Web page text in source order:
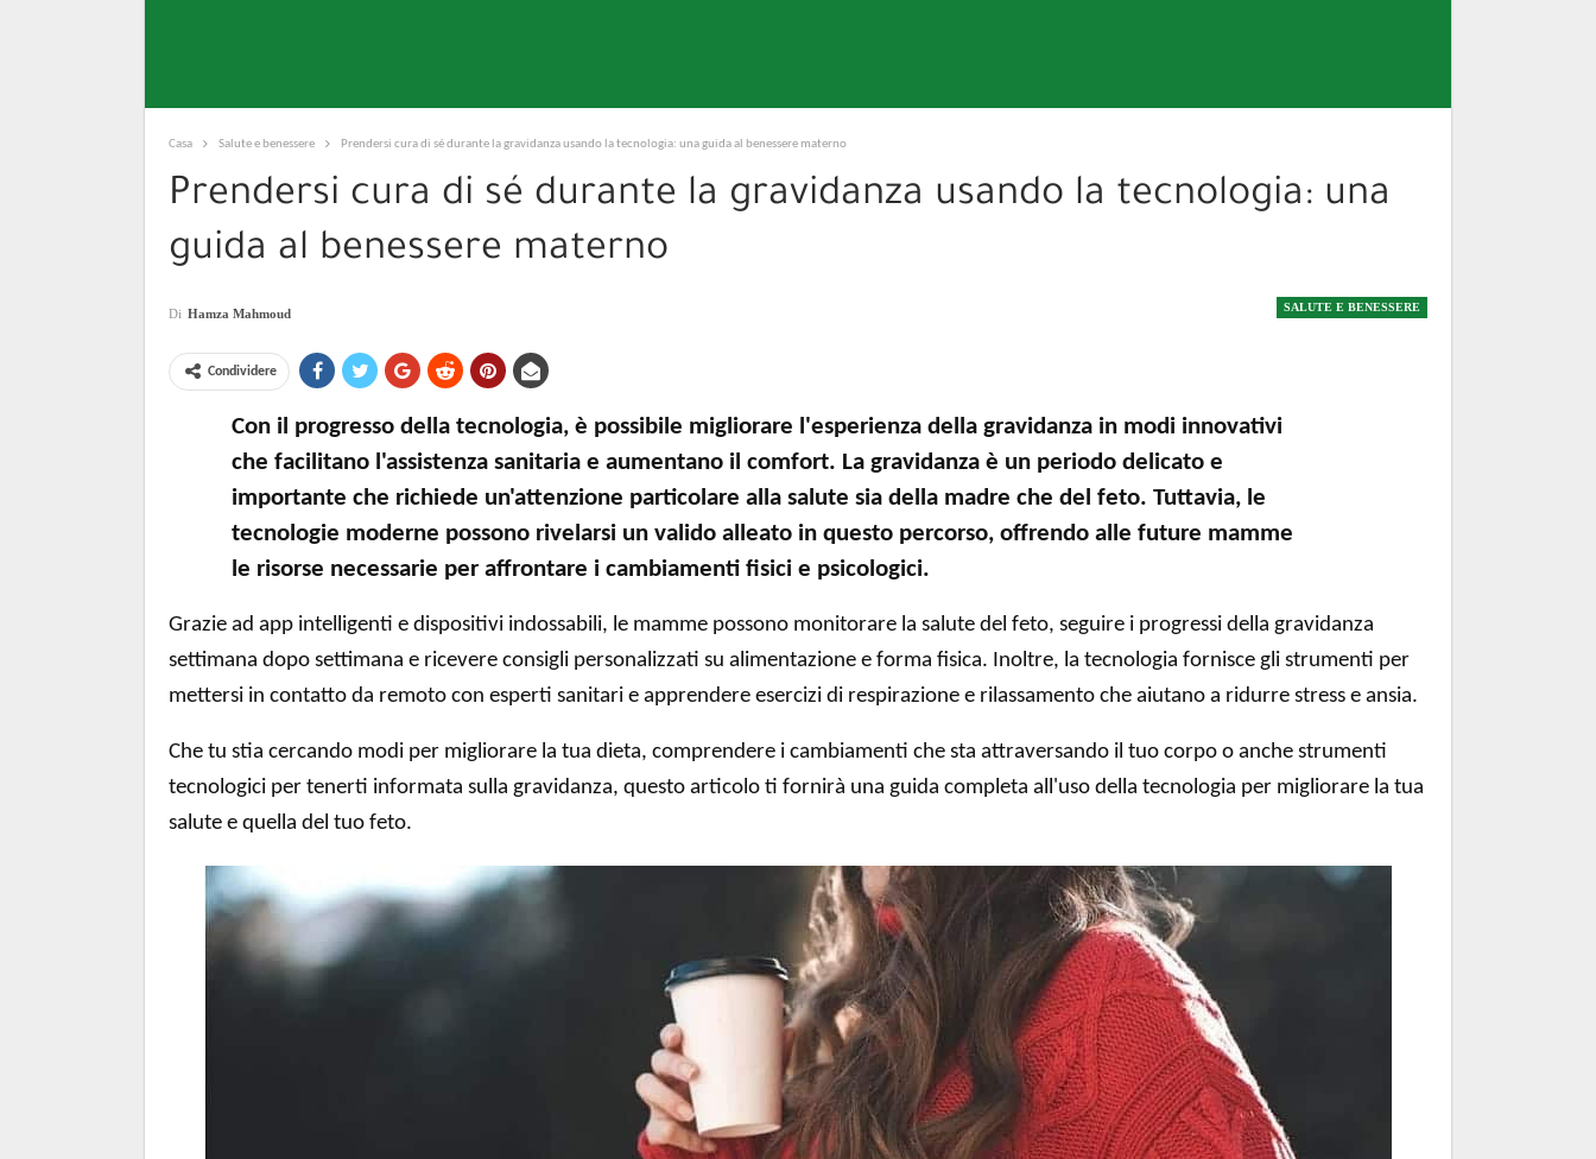
Casa Salute e benessere Prendersi cura di sé durante la gravidanza usando la tecnologia: una guida al benessere materno
Prendersi cura di sé durante la gravidanza usando la tecnologia: una
guida al benessere materno
SALUTE E BENESSERE
Di Hamza Mahmoud
Condividere
Con il progresso della tecnologia, è possibile migliorare l'esperienza della gravidanza in modi innovativi
che facilitano l'assistenza sanitaria e aumentano il comfort. La gravidanza è un periodo delicato e
importante che richiede un'attenzione particolare alla salute sia della madre che del feto. Tuttavia, le
tecnologie moderne possono rivelarsi un valido alleato in questo percorso, offrendo alle future mamme
le risorse necessarie per affrontare i cambiamenti fisici e psicologici.
Grazie ad app intelligenti e dispositivi indossabili, le mamme possono monitorare la salute del feto, seguire i progressi della gravidanza
settimana dopo settimana e ricevere consigli personalizzati su alimentazione e forma fisica. Inoltre, la tecnologia fornisce gli strumenti per
mettersi in contatto da remoto con esperti sanitari e apprendere esercizi di respirazione e rilassamento che aiutano a ridurre stress e ansia.
Che tu stia cercando modi per migliorare la tua dieta, comprendere i cambiamenti che sta attraversando il tuo corpo o anche strumenti
tecnologici per tenerti informata sulla gravidanza, questo articolo ti fornirà una guida completa all'uso della tecnologia per migliorare la tua
salute e quella del tuo feto.